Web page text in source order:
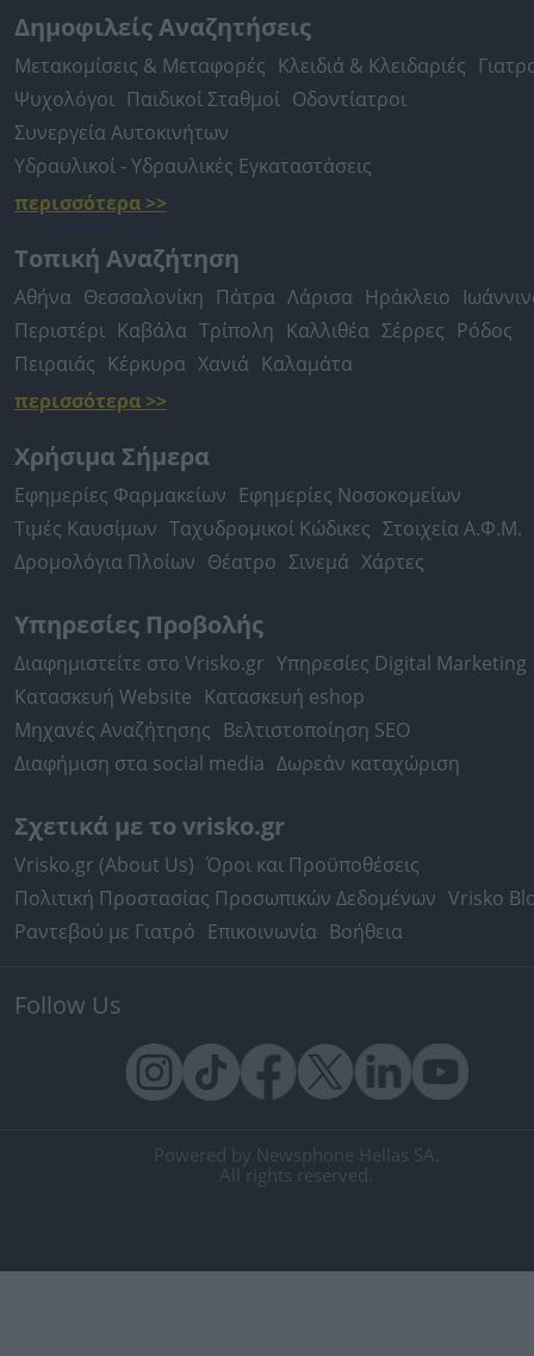
Δημοφιλείς Αναζητήσεις
Μετακομίσεις & Μεταφορές Κλειδιά & Κλειδαριές
Ψυχολόγοι Παιδικοί Σταθμοί Οδοντίατροι
Συνεργεία Αυτοκινήτων
Υδραυλικοί - Υδραυλικές Εγκαταστάσεις
περισσότερα >>
Τοπική Αναζήτηση
Αθήνα Θεσσαλονίκη Πάτρα Λάρισα Ηράκλειο
Περιστέρι Καβάλα Τρίπολη Καλλιθέα Σέρρες Ρόδος
Πειραιάς Κέρκυρα Χανιά Καλαμάτα
περισσότερα >>
Χρήσιμα Σήμερα
Εφημερίες Φαρμακείων Εφημερίες Νοσοκομείων
Τιμές Καυσίμων Ταχυδρομικοί Κώδικες Στοιχεία Α.Φ.Μ.
Δρομολόγια Πλοίων Θέατρο Σινεμά Χάρτες
Υπηρεσίες Προβολής
Διαφημιστείτε στο Vrisko.gr Υπηρεσίες Digital Marketing
Κατασκευή Website Κατασκευή eshop
Μηχανές Αναζήτησης Βελτιστοποίηση SEO
Διαφήμιση στα social media Δωρεάν καταχώριση
Σχετικά με το vrisko.gr
Vrisko.gr (About Us) Όροι και Προϋποθέσεις
Πολιτική Προστασίας Προσωπικών Δεδομένων Vrisko
Ραντεβού με Γιατρό Επικοινωνία Βοήθεια
Follow Us
Powered by Newsphone Hellas SA.
All rights reserved.